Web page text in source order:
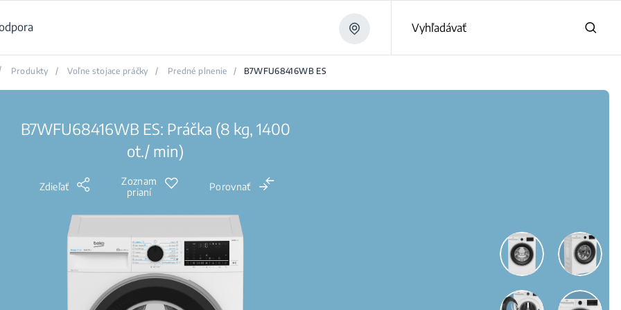
Vyhľadávať
Produkty / Voľne stojace práčky / Predné plnenie / B7WFU68416WB ES
B7WFU68416WB ES: Práčka (8 kg, 1400
ot./ min)
Zdieľať
Zoznam
prianí
Porovnať